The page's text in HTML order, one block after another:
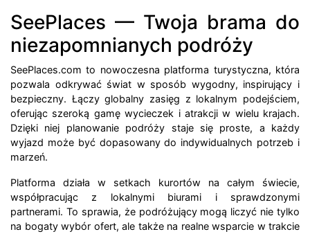
SeePlaces — Twoja brama do
niezapomnianych podróży
SeePlaces.com to nowoczesna platforma turystyczna, która
pozwala odkrywać świat w sposób wygodny, inspirujący i
bezpieczny. Łączy globalny zasięg z lokalnym podejściem,
oferując szeroką gamę wycieczek i atrakcji w wielu krajach.
Dzięki niej planowanie podróży staje się proste, a każdy
wyjazd może być dopasowany do indywidualnych potrzeb i
marzeń.
Platforma działa w setkach kurortów na całym świecie,
współpracując z lokalnymi biurami i sprawdzonymi
partnerami. To sprawia, że podróżujący mogą liczyć nie tylko
na bogaty wybór ofert, ale także na realne wsparcie w trakcie